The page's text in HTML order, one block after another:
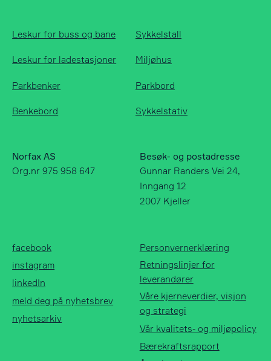
Org.nr 975 958 647
instagram
linkedIn
meld deg på
nyhetsbrev
nyhetsarkiv
Leskur for buss og bane Sykkelstall
Leskur for ladestasjoner Miljøhus
Parkbenker Parkbord
Benkebord Sykkelstativ
Norfax AS
Org.nr 975 958 647
Besøk- og postadresse
Gunnar Randers Vei 24,
Inngang 12
2007 Kjeller
facebook
instagram
linkedIn
meld deg på nyhetsbrev
nyhetsarkiv
Personvernerklæring
Retningslinjer for
leverandører
Våre kjerneverdier, visjon
og strategi
Vår kvalitets- og miljøpolicy
Bærekraftsrapport